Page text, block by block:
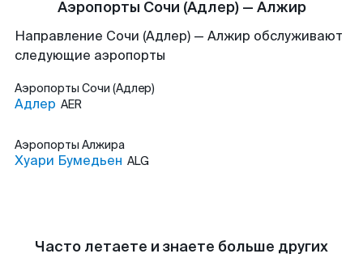
Аэропорты Сочи (Адлер) — Алжир
Направление Сочи (Адлер) — Алжир обслуживают
следующие аэропорты
Аэропорты Сочи (Адлер)
Адлер AER
Аэропорты Алжира
Хуари Бумедьен ALG
Часто летаете и знаете больше других